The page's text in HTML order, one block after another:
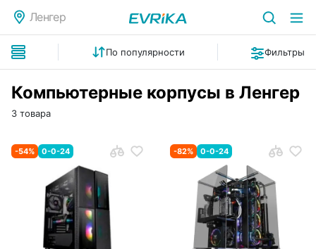
Ленгер
По популярности Фильтры
Компьютерные корпусы в Ленгер
3 товара
-54% 0-0-24 -82% 0-0-24